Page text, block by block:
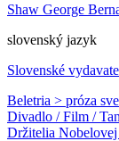
Shaw George
slovenský jazyk
Slovenské
Beletria > próza
Divadlo / Film /
Držitelia